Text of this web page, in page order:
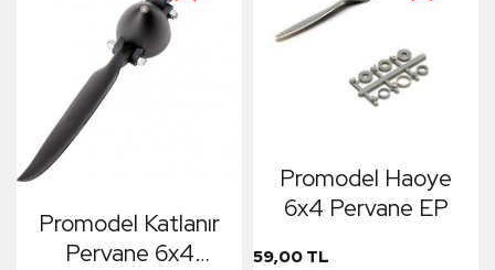
Promodel Katlanır
Pervane 6x4
Promodel Haoye
6x4 Pervane EP
59,00 TL